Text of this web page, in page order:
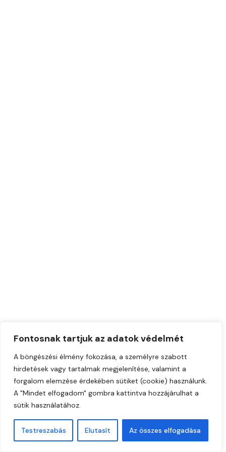
Fontosnak tartjuk az adatok védelmét
A böngészési élmény fokozása, a személyre szabott
hirdetések vagy tartalmak megjelenítése, valamint a
forgalom elemzése érdekében sütiket (cookie) használunk.
A "Mindet elfogadom" gombra kattintva hozzájárulhat a
sütik használatához.
Testreszabás Elutasít Az összes elfogadása